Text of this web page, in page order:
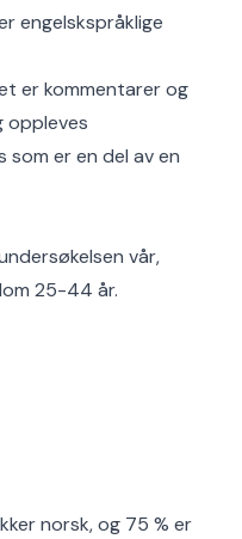
engelskspråklige
er kommentarer og
oppleves
som er en del av en
vår,
25-44 år.
norsk, og 75 % er